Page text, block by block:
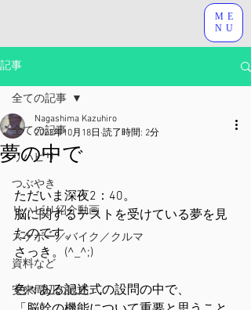
ME
NU
記事
全ての記事
リハビリ
つぶやき
リハビリ紹介動画
スケボー／バイク／クルマ
資料など
安来周辺の観光
全ての記事
夢の中で
Nagashima Kazuhiro
2023年10月18日 読了時間: 2分
ただいま深夜2：40。
脳に関するテストを受けている夢を見
たのです。
さっき。(^_^;)
色々ある記述式の設問の中で、